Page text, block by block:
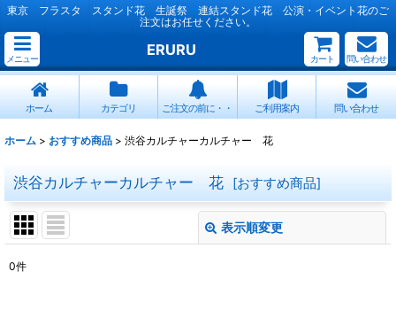
東京 フラスタ スタンド花 生誕祭 連結スタンド花 公演・イベント花のご
注文はお任せください。
メニュー
ERURU
カート 問い合わせ
ホーム カテゴリ ご注文の前に・・ ご利用案内 問い合わせ
ホーム > おすすめ商品 > 渋谷カルチャーカルチャー 花
渋谷カルチャーカルチャー 花 [おすすめ商品]
表示順変更
0件